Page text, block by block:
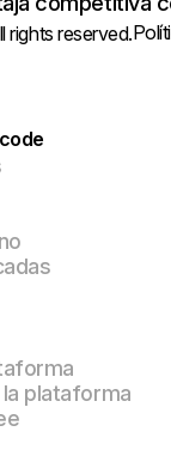
rights reserved.
plataforma